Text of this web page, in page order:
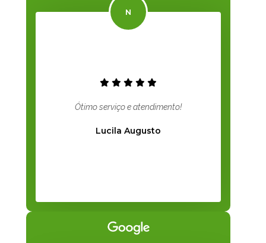
Ótimo serviço e atendimento!
Lucila Augusto